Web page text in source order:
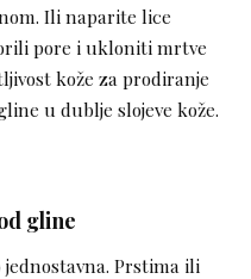
Ili naparite lice
pore i ukloniti mrtve
kože za prodiranje
u dublje slojeve kože.
gline
Prstima ili